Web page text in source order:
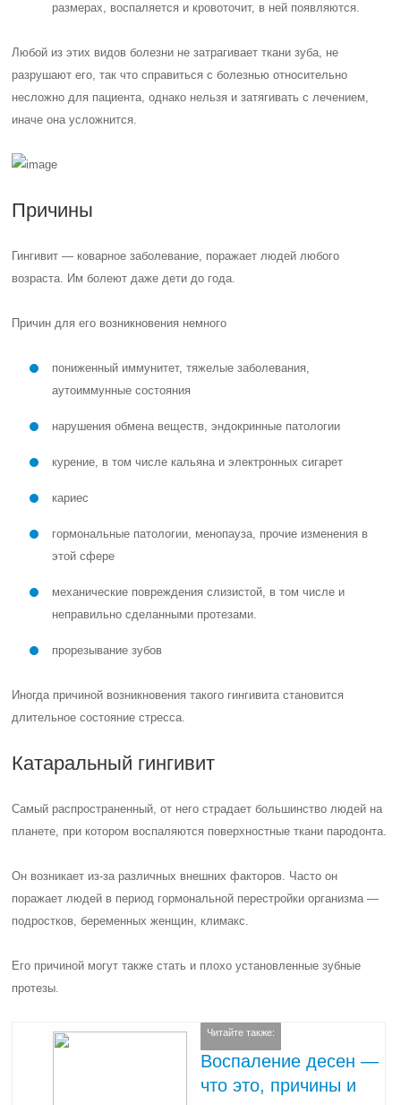
размерах, воспаляется и кровоточит, в ней появляются.
Любой из этих видов болезни не затрагивает ткани зуба, не
разрушают его, так что справиться с болезнью относительно
несложно для пациента, однако нельзя и затягивать с лечением,
иначе она усложнится.
Причины
Гингивит — коварное заболевание, поражает людей любого
возраста. Им болеют даже дети до года.
Причин для его возникновения немного
пониженный иммунитет, тяжелые заболевания,
аутоиммунные состояния
нарушения обмена веществ, эндокринные патологии
курение, в том числе кальяна и электронных сигарет
кариес
гормональные патологии, менопауза, прочие изменения в
этой сфере
механические повреждения слизистой, в том числе и
неправильно сделанными протезами.
прорезывание зубов
Иногда причиной возникновения такого гингивита становится
длительное состояние стресса.
Катаральный гингивит
Самый распространенный, от него страдает большинство людей на
планете, при котором воспаляются поверхностные ткани пародонта.
Он возникает из-за различных внешних факторов. Часто он
поражает людей в период гормональной перестройки организма —
подростков, беременных женщин, климакс.
Его причиной могут также стать и плохо установленные зубные
протезы.
Читайте также:
Воспаление десен —
что это, причины и